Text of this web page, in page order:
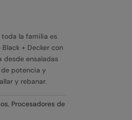
la familia es
+ Decker con
desde ensaladas
potencia y
y rebanar.
, Procesadores de